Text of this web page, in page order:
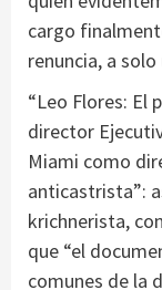
cargo
renuncia, a
“Leo Flores: El
director
Miami como
anticastrista”:
krichnerista,
que “el
comunes de la